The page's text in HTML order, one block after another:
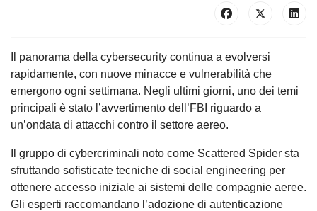
Il panorama della cybersecurity continua a evolversi
rapidamente, con nuove minacce e vulnerabilità che
emergono ogni settimana. Negli ultimi giorni, uno dei temi
principali è stato l’avvertimento dell’FBI riguardo a
un’ondata di attacchi contro il settore aereo.
Il gruppo di cybercriminali noto come Scattered Spider sta
sfruttando sofisticate tecniche di social engineering per
ottenere accesso iniziale ai sistemi delle compagnie aeree.
Gli esperti raccomandano l’adozione di autenticazione